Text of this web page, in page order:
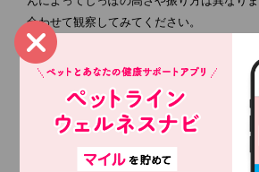
合わせて観察してみてください。
しっぽを上げている
ポジティブな感情の時もネガティブな感情
ます。どちらの感情であるかは、耳や目、
て判断すると良いでしょう。